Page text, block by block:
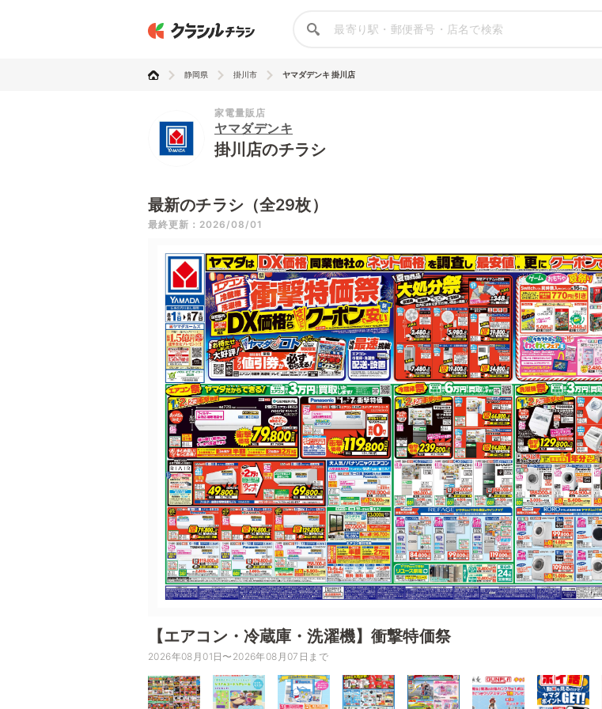
静岡県 掛川市 ヤマダデンキ 掛川店
家電量販店
ヤマダデンキ
掛川店のチラシ
最新のチラシ（全29枚）
最終更新：2026/08/01
【エアコン・冷蔵庫・洗濯機】衝撃特価祭
2026年08月01日〜2026年08月07日まで